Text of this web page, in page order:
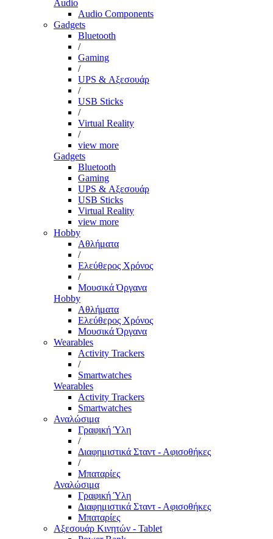
Audio
Audio Components
Gadgets
Bluetooth
/
Gaming
/
UPS & Αξεσουάρ
/
USB Sticks
/
Virtual Reality
/
view more
Gadgets
Bluetooth
Gaming
UPS & Αξεσουάρ
USB Sticks
Virtual Reality
view more
Hobby
Αθλήματα
/
Ελεύθερος Χρόνος
/
Μουσικά Όργανα
Hobby
Αθλήματα
Ελεύθερος Χρόνος
Μουσικά Όργανα
Wearables
Activity Trackers
/
Smartwatches
Wearables
Activity Trackers
Smartwatches
Αναλώσιμα
Γραφική Ύλη
/
Διαφημιστικά Σταντ - Αφισοθήκες
/
Μπαταρίες
Αναλώσιμα
Γραφική Ύλη
Διαφημιστικά Σταντ - Αφισοθήκες
Μπαταρίες
Αξεσουάρ Κινητών - Tablet